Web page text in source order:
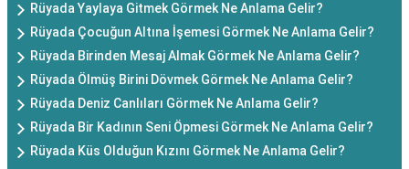
Rüyada Yaylaya Gitmek Görmek Ne Anlama Gelir?
Rüyada Çocuğun Altına İşemesi Görmek Ne Anlama Gelir?
Rüyada Birinden Mesaj Almak Görmek Ne Anlama Gelir?
Rüyada Ölmüş Birini Dövmek Görmek Ne Anlama Gelir?
Rüyada Deniz Canlıları Görmek Ne Anlama Gelir?
Rüyada Bir Kadının Seni Öpmesi Görmek Ne Anlama Gelir?
Rüyada Küs Olduğun Kızını Görmek Ne Anlama Gelir?